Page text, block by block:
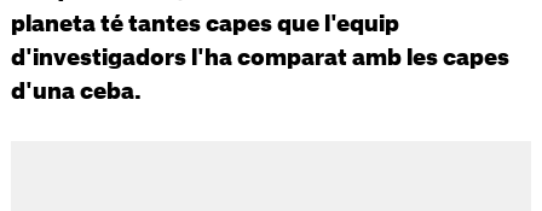
planeta té tantes capes que l'equip
d'investigadors l'ha comparat amb les capes
d'una ceba.